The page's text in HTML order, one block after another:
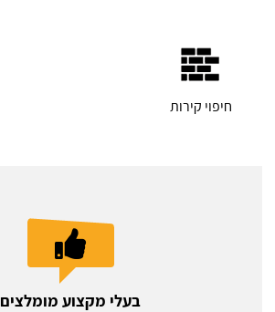
חיפוי קירות
בעלי מקצוע מומלצים